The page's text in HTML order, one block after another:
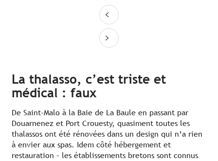
La thalasso, c’est triste et
médical : faux
De Saint-Malo à la Baie de La Baule en passant par
Douarnenez et Port Crouesty, quasiment toutes les
thalassos ont été rénovées dans un design qui n’a rien
à envier aux spas. Idem côté hébergement et
restauration – les établissements bretons sont connus